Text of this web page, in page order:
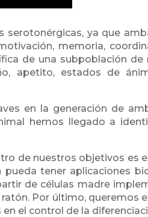
serotonérgicas, ya que
memoria,
de una subpoblación de
apetito, estados de
en la generación de
hemos llegado a
de nuestros objetivos es
tener aplicaciones
de células madre
Por último, queremos
el control de la